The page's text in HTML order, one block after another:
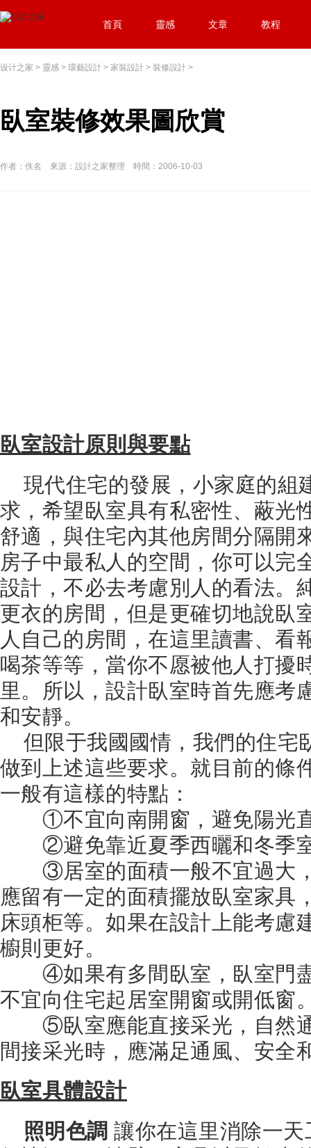
首頁 靈感 文章 教程
设计之家 > 靈感 > 環藝設計 > 家裝設計 > 裝修設計 >
臥室裝修效果圖欣賞
作者：佚名 來源：設計之家整理 時間：2006-10-03
臥室設計原則與要點
現代住宅的發展，小家庭的組
求，希望臥室具有私密性、蔽光
舒適，與住宅內其他房間分隔開
房子中最私人的空間，你可以完
設計，不必去考慮別人的看法。
更衣的房間，但是更確切地說臥
人自己的房間，在這里讀書、看
喝茶等等，當你不愿被他人打擾
里。所以，設計臥室時首先應考
和安靜。
但限于我國國情，我們的住宅
做到上述這些要求。就目前的條
一般有這樣的特點：
①不宜向南開窗，避免陽光
②避免靠近夏季西曬和冬季
③居室的面積一般不宜過大，
應留有一定的面積擺放臥室家具
床頭柜等。如果在設計上能考慮
櫥則更好。
④如果有多間臥室，臥室門盡
不宜向住宅起居室開窗或開低窗
⑤臥室應能直接采光，自然通
間接采光時，應滿足通風、安全
臥室具體設計
照明色調 讓你在這里消除一